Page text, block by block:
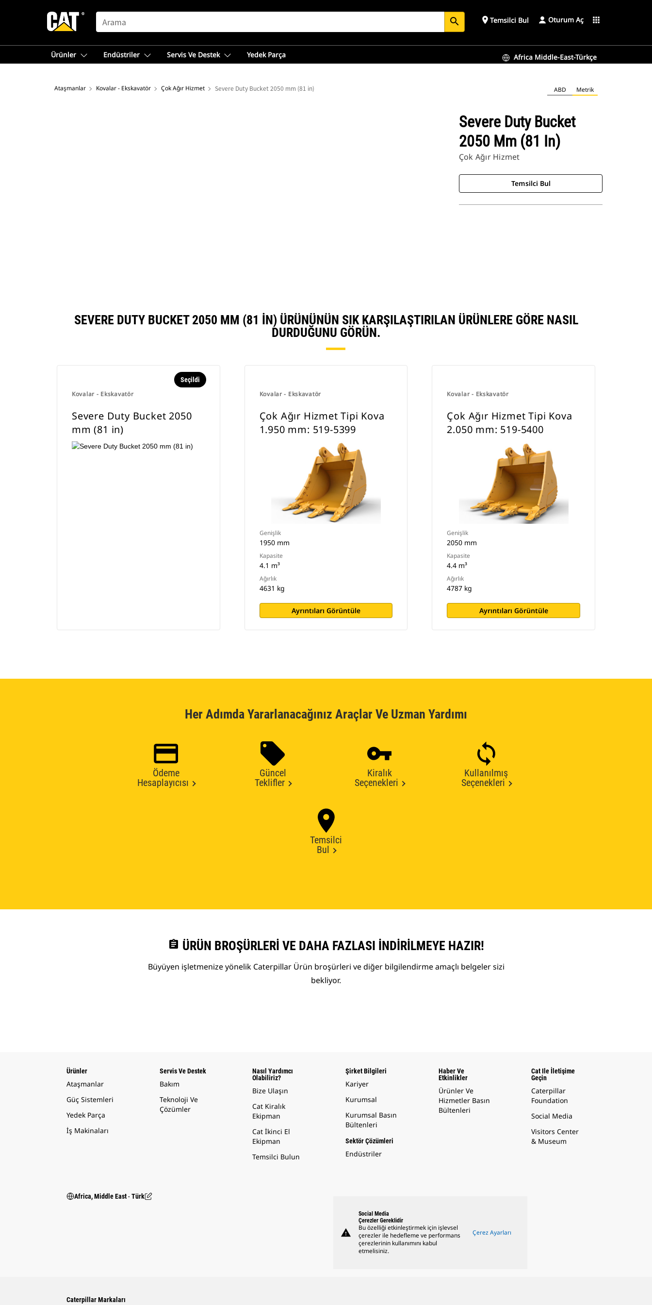
SEARCH search place Temsilci Bul Oturum Aç apps
Ürünler Endüstriler Servis Ve Destek Yedek Parça Africa Middle-East-Türkçe
Ataşmanlar Kovalar - Ekskavatör Çok Ağır Hizmet Severe Duty Bucket 2050 mm (81 in) ABD Metrik
Severe Duty Bucket
2050 Mm (81 In)
Çok Ağır Hizmet
Temsilci Bul
SEVERE DUTY BUCKET 2050 MM (81 IN) ÜRÜNÜNÜN SIK KARŞILAŞTIRILAN ÜRÜNLERE GÖRE NASIL
DURDUĞUNU GÖRÜN.
Kovalar - Ekskavatör
Seçildi
Severe Duty Bucket 2050
mm (81 in)
Kovalar - Ekskavatör
Çok Ağır Hizmet Tipi Kova
1.950 mm: 519-5399
Genişlik
1950 mm
Kapasite
4.1 m³
Ağırlık
4631 kg
Ayrıntıları Görüntüle
Kovalar - Ekskavatör
Çok Ağır Hizmet Tipi Kova
2.050 mm: 519-5400
Genişlik
2050 mm
Kapasite
4.4 m³
Ağırlık
4787 kg
Ayrıntıları Görüntüle
Her Adımda Yararlanacağınız Araçlar Ve Uzman Yardımı
Ödeme
Hesaplayıcısı
Güncel
Teklifler
Kiralık
Seçenekleri
Kullanılmış
Seçenekleri
Temsilci
Bul
assignment ÜRÜN BROŞÜRLERI VE DAHA FAZLASI İNDIRILMEYE HAZIR!
Büyüyen işletmenize yönelik Caterpillar Ürün broşürleri ve diğer bilgilendirme amaçlı belgeler sizi
bekliyor.
Ürünler
Ataşmanlar
Güç Sistemleri
Yedek Parça
İş Makinaları
Servis Ve Destek
Bakım
Teknoloji Ve
Çözümler
Nasıl Yardımcı
Olabiliriz?
Bize Ulaşın
Cat Kiralık
Ekipman
Cat İkinci El
Ekipman
Temsilci Bulun
Şirket Bilgileri
Kariyer
Kurumsal
Kurumsal Basın
Bültenleri
Sektör Çözümleri
Endüstriler
Haber Ve
Etkinlikler
Ürünler Ve
Hizmetler Basın
Bültenleri
Cat Ile İletişime
Geçin
Caterpillar
Foundation
Social Media
Visitors Center
& Museum
Africa, Middle East ‧ Türk
warning
Social Media
Çerezler Gereklidir
Bu özelliği etkinleştirmek için işlevsel
çerezler ile hedefleme ve performans
çerezlerinin kullanımını kabul
etmelisiniz.
Çerez Ayarları
Caterpillar Markaları